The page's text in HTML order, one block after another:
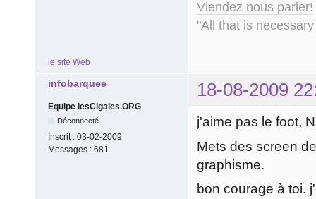
Viendez nous parler!
"All that is
le site Web
infobarquee 18-08-2009
Equipe lesCigales.ORG
Déconnecté
Inscrit : 03-02-2009
Messages : 681
j'aime pas le foot,
Mets des screen
graphisme.
bon courage à toi.